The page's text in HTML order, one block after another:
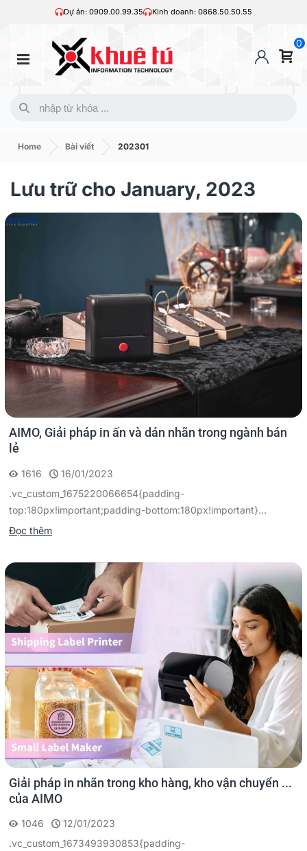
Dự án: 0909.00.99.35 Kinh doanh: 0868.50.50.55
0
Home Bài viết 202301
Lưu trữ cho January, 2023
AIMO, Giải pháp in ấn và dán nhãn trong ngành bán
lẻ
1616
16/01/2023
.vc_custom_1675220066654{padding-
top:180px!important;padding-bottom:180px!important}...
Đọc thêm
Giải pháp in nhãn trong kho hàng, kho vận chuyển ...
của AIMO
1046
12/01/2023
.vc_custom_1673493930853{padding-